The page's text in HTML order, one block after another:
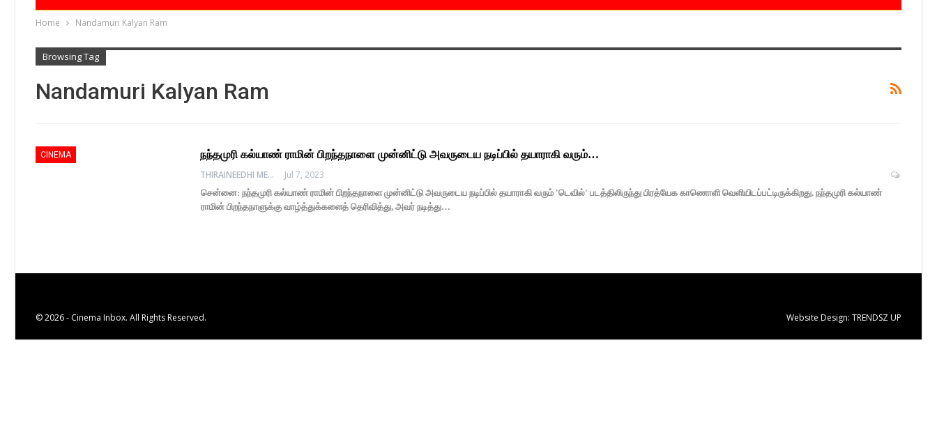
Home Nandamuri Kalyan Ram
Browsing Tag
Nandamuri Kalyan Ram
CINEMA
நந்தமுரி கல்யாண் ராமின் பிறந்தநாளை முன்னிட்டு அவருடைய நடிப்பில் தயாராகி வரும்…
THIRAINEEDHI MEDIA
Jul 7, 2023
சென்னை: நந்தமுரி கல்யாண் ராமின் பிறந்தநாளை முன்னிட்டு அவருடைய நடிப்பில் தயாராகி வரும் 'டெவில்' படத்திலிருந்து பிரத்யேக காணொளி வெளியிடப்பட்டிருக்கிறது. நந்தமுரி கல்யாண்
ராமின் பிறந்தநாளுக்கு வாழ்த்துக்களைத் தெரிவித்து, அவர் நடித்து…
© 2026 - Cinema Inbox. All Rights Reserved. Website Design: TRENDSZ UP